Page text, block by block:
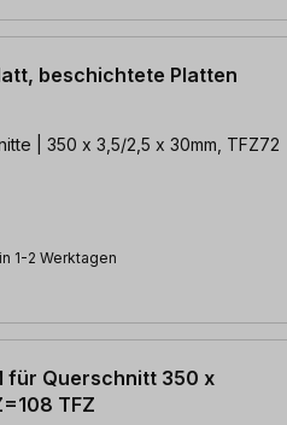
beschichtete Platten
| 350 x 3,5/2,5 x 30mm, TFZ72
1-2 Werktagen
für Querschnitt 350 x
TFZ